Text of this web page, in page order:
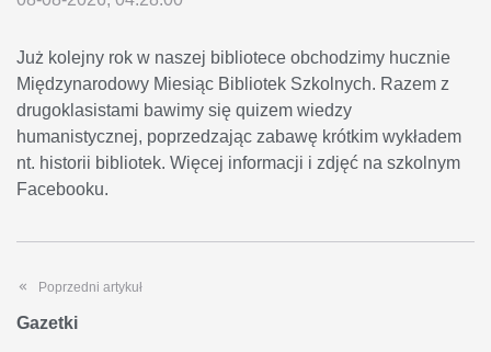
Już kolejny rok w naszej bibliotece obchodzimy hucznie
Międzynarodowy Miesiąc Bibliotek Szkolnych. Razem z
drugoklasistami bawimy się quizem wiedzy
humanistycznej, poprzedzając zabawę krótkim wykładem
nt. historii bibliotek. Więcej informacji i zdjęć na szkolnym
Facebooku.
Poprzedni artykuł
Gazetki